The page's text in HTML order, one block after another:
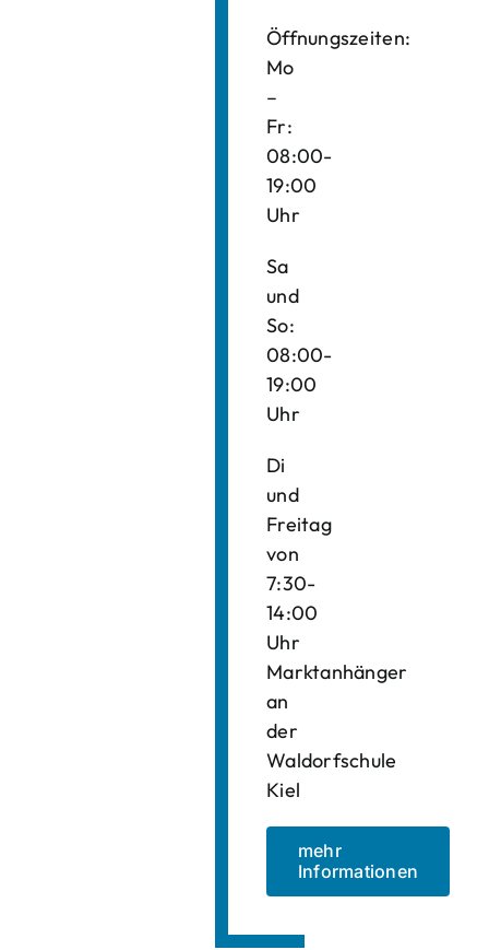
Öffnungszeiten:
Mo
–
Fr:
08:00-
19:00
Uhr
Sa
und
So:
08:00-
19:00
Uhr
Di
und
Freitag
von
7:30-
14:00
Uhr
Marktanhänger
an
der
Waldorfschule
Kiel
mehr
Informationen